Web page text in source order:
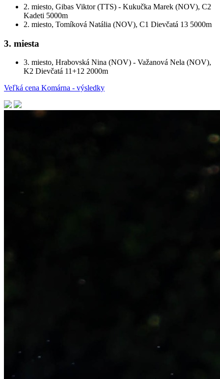
2. miesto, Gibas Viktor (TTS) - Kukučka Marek (NOV), C2
Kadeti 5000m
2. miesto, Tomíková Natália (NOV), C1 Dievčatá 13 5000m
3. miesta
3. miesto, Hrabovská Nina (NOV) - Važanová Nela (NOV),
K2 Dievčatá 11+12 2000m
Veľká cena Komárna - výsledky